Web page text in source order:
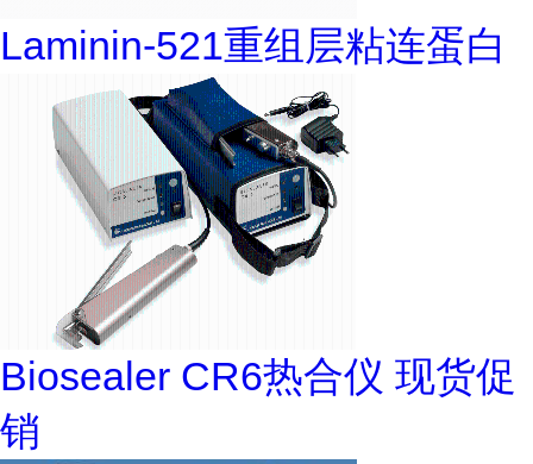
Laminin-521重组层粘连蛋白
Biosealer CR6热合仪 现货促
销